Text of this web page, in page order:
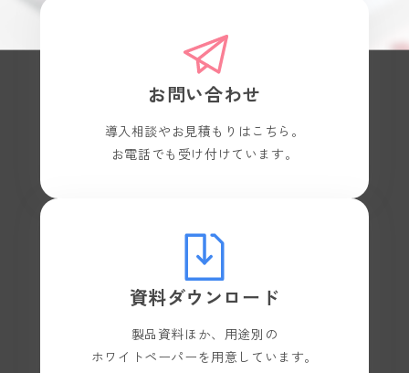
お問い合わせ
導入相談やお見積もりはこちら。
お電話でも受け付けています。
資料ダウンロード
製品資料ほか、用途別の
ホワイトペーパーを用意しています。